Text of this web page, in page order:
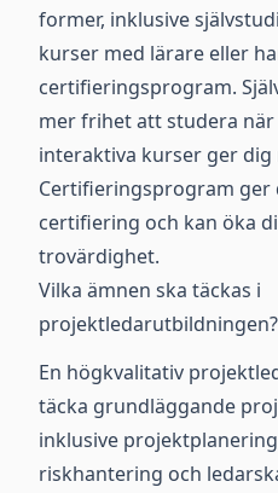
former, inklusive
kurser med lärare eller
certifieringsprogram.
mer frihet att studera
interaktiva kurser ger
Certifieringsprogram ger
certifiering och kan öka
trovärdighet.
Vilka ämnen ska täckas i
projektledarutbildningen?
En högkvalitativ
täcka grundläggande
inklusive
riskhantering och